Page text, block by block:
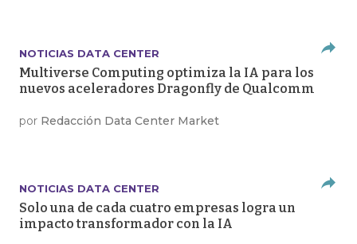
NOTICIAS DATA CENTER
Multiverse Computing optimiza la IA para los
nuevos aceleradores Dragonfly de Qualcomm
por Redacción Data Center Market
NOTICIAS DATA CENTER
Solo una de cada cuatro empresas logra un
impacto transformador con la IA